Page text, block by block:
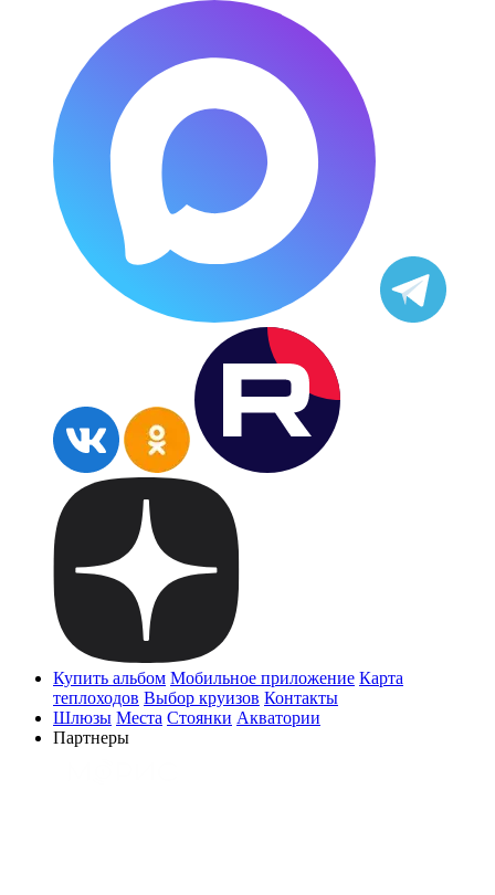
Купить альбом Мобильное приложение Карта
теплоходов Выбор круизов Контакты
Шлюзы Места Стоянки Акватории
Партнеры